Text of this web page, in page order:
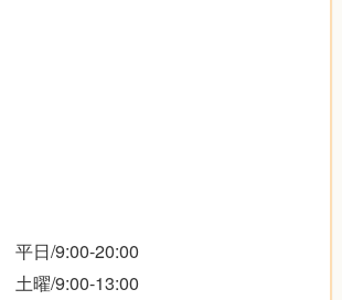
平日/9:00-20:00
土曜/9:00-13:00